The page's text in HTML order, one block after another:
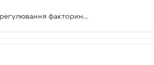
Факторинг по-новому: положення щодо регулювання факторингу виключать з Цивільного кодексу